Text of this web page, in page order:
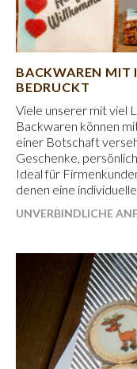
BACKWAREN MIT
BEDRUCKT
Viele unserer mit viel
Backwaren können
einer Botschaft
Geschenke,
Ideal für
denen eine
UNVERBINDLICHE